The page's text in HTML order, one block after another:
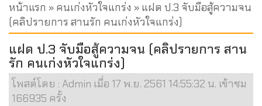
หน้าแรก » คนเก่งหัวใจแกร่ง » แฝด ป.3 จับมือสู้ความจน
(คลิปรายการ สานรัก คนเก่งหัวใจแกร่ง)
แฝด ป.3 จับมือสู้ความจน (คลิปรายการ สาน
รัก คนเก่งหัวใจแกร่ง)
โพสต์โดย : Admin เมื่อ 17 พ.ย. 2561 14:55:32 น. เข้าชม
166935 ครั้ง